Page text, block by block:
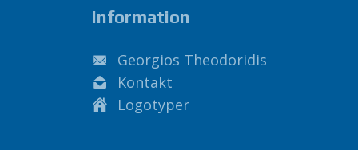
Information
Georgios Theodoridis
Kontakt
Logotyper